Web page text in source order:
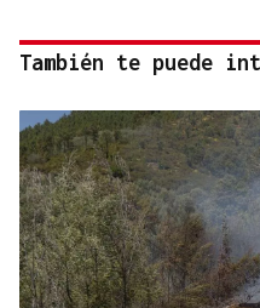
También te puede